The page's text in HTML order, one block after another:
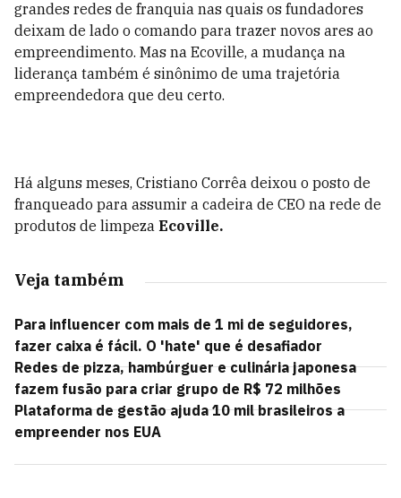
grandes redes de franquia nas quais os fundadores
deixam de lado o comando para trazer novos ares ao
empreendimento. Mas na Ecoville, a mudança na
liderança também é sinônimo de uma trajetória
empreendedora que deu certo.
Há alguns meses, Cristiano Corrêa deixou o posto de
franqueado para assumir a cadeira de CEO na rede de
produtos de limpeza Ecoville.
Veja também
Para influencer com mais de 1 mi de seguidores,
fazer caixa é fácil. O 'hate' que é desafiador
Redes de pizza, hambúrguer e culinária japonesa
fazem fusão para criar grupo de R$ 72 milhões
Plataforma de gestão ajuda 10 mil brasileiros a
empreender nos EUA